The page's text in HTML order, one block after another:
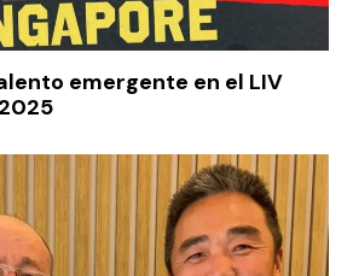
emergente en el LIV